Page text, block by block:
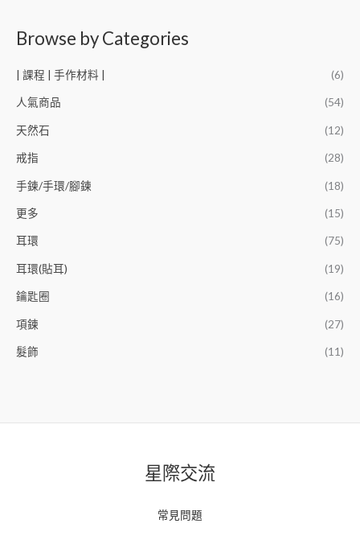
Browse by Categories
| 課程 | 手作材料 | (6)
人氣商品 (54)
天然石 (12)
戒指 (28)
手鍊/手環/腳鍊 (18)
更多 (15)
耳環 (75)
耳環(貼耳) (19)
鑰匙圈 (16)
項鍊 (27)
髮飾 (11)
星際交流
常見問題